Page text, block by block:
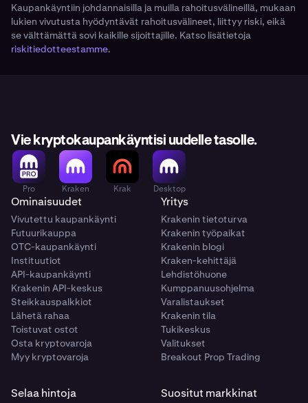
Kaupankäyntiin johdannaisilla ja muilla rahoitusvälineillä, mukaan
lukien vivutusta hyödyntävät rahoitusvälineet, liittyy riski, eikä
se välttämättä sovi kaikille sijoittajille. Katso lisätietoja
riskitiedotteestamme.
Vie kryptokaupankäyntisi uudelle tasolle.
Pro Kraken Krak Desktop
Ominaisuudet
Vivutettu kaupankäynti
Futuurikauppa
OTC-kaupankäynti
Instituutiot
API-kaupankäynti
Krakenin API-keskus
Steikkauspalkkiot
Lähetä rahaa
Toistuvat ostot
Osta kryptovaroja
Myy kryptovaroja
Yritys
Krakenin tietoturva
Krakenin työpaikat
Krakenin blogi
Kraken-kehittäjä
Lehdistöhuone
Kumppanuusohjelma
Varalistaukset
Krakenin tila
Tukikeskus
Valitukset
Breakout Prop Trading
Selaa hintoja Suositut markkinat